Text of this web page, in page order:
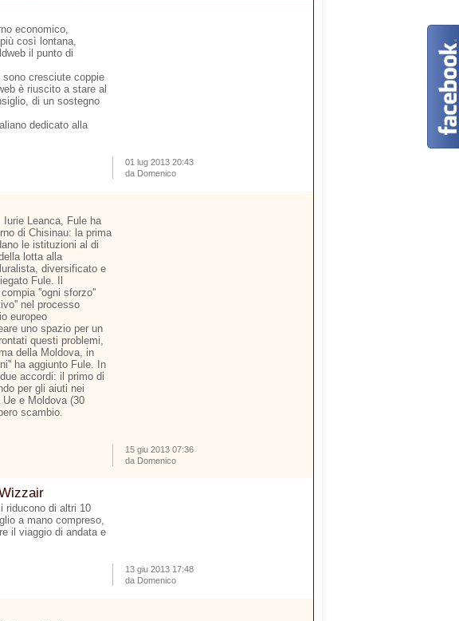
economico,
così lontana,
il punto di
cresciute coppie
è riuscito a stare al
di un sostegno
dedicato alla
01 lug 2013 20:43
da Domenico
Leanca, Fule ha
di Chisinau: la prima
le istituzioni al di
lotta alla
diversificato e
Fule. Il
''ogni sforzo''
nel processo
europeo
uno spazio per un
questi problemi,
della Moldova, in
ha aggiunto Fule. In
accordi: il primo di
per gli aiuti nei
e Moldova (30
scambio.
15 giu 2013 07:36
da Domenico
riducono di altri 10
a mano compreso,
il viaggio di andata e
13 giu 2013 17:48
da Domenico